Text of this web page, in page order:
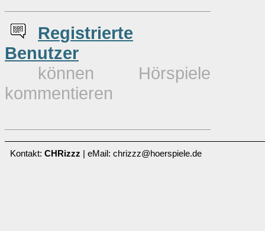
Registrierte
Benutzer
können Hörspiele
kommentieren
Kontakt: CHRizzz | eMail: chrizzz@hoerspiele.de